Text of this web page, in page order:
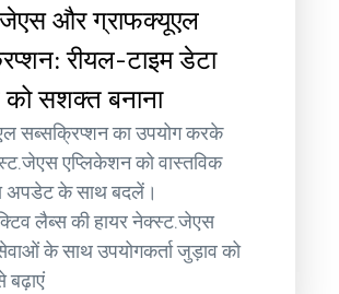
और ग्राफक्यूएल
रीयल-टाइम डेटा
सशक्त बनाना
सब्सक्रिप्शन का उपयोग करके
एप्लिकेशन को वास्तविक
अपडेट के साथ बदलें।
लैब्स की हायर नेक्स्ट.जेएस
के साथ उपयोगकर्ता जुड़ाव को
बढ़ाएं